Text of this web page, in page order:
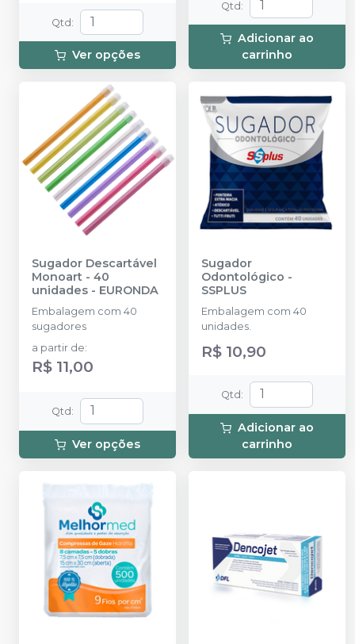
Qtd:
Ver opções
Qtd:
Adicionar ao
carrinho
Sugador Descartável
Monoart - 40
unidades - EURONDA
Embalagem com 40
sugadores
a partir de:
R$ 11,00
Qtd :
Ver opções
Sugador
Odontológico -
SSPLUS
Embalagem com 40
unidades.
R$ 10,90
Qtd :
Adicionar ao
carrinho